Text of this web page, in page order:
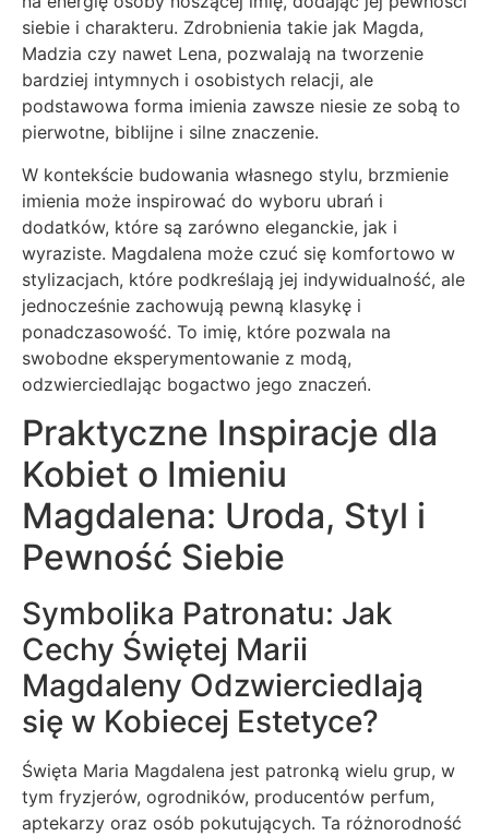
siebie i charakteru. Zdrobnienia takie jak Magda,
Madzia czy nawet Lena, pozwalają na tworzenie
bardziej intymnych i osobistych relacji, ale
podstawowa forma imienia zawsze niesie ze sobą to
pierwotne, biblijne i silne znaczenie.
W kontekście budowania własnego stylu, brzmienie
imienia może inspirować do wyboru ubrań i
dodatków, które są zarówno eleganckie, jak i
wyraziste. Magdalena może czuć się komfortowo w
stylizacjach, które podkreślają jej indywidualność, ale
jednocześnie zachowują pewną klasykę i
ponadczasowość. To imię, które pozwala na
swobodne eksperymentowanie z modą,
odzwierciedlając bogactwo jego znaczeń.
Praktyczne Inspiracje dla
Kobiet o Imieniu
Magdalena: Uroda, Styl i
Pewność Siebie
Symbolika Patronatu: Jak
Cechy Świętej Marii
Magdaleny Odzwierciedlają
się w Kobiecej Estetyce?
Święta Maria Magdalena jest patronką wielu grup, w
tym fryzjerów, ogrodników, producentów perfum,
aptekarzy oraz osób pokutujących. Ta różnorodność